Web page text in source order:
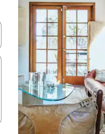
le haut et vers le bas pour